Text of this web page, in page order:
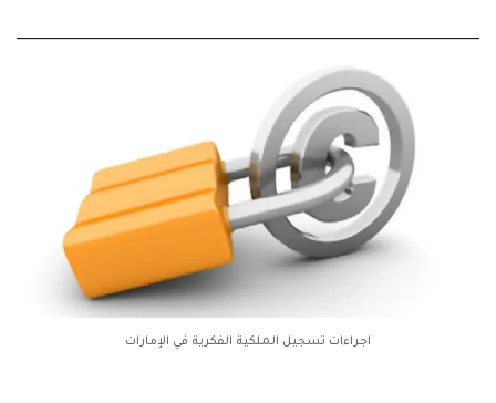
اجراءات تسجيل الملكية الفكرية في الإمارات